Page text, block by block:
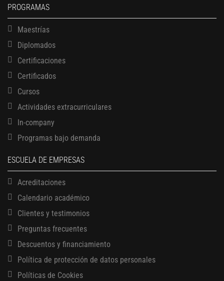
PROGRAMAS
Maestrías
Diplomados
Certificaciones
Certificados
Cursos
Actividades extracurriculares
In-company
Programas bajo demanda
ESCUELA DE EMPRESAS
Acreditaciones
Calendario académico
Clientes y testimonios
Preguntas frecuentes
Descuentos y financiamiento
Política de protección de datos personales
Políticas de Cookies
13 AGOSTO, 2026